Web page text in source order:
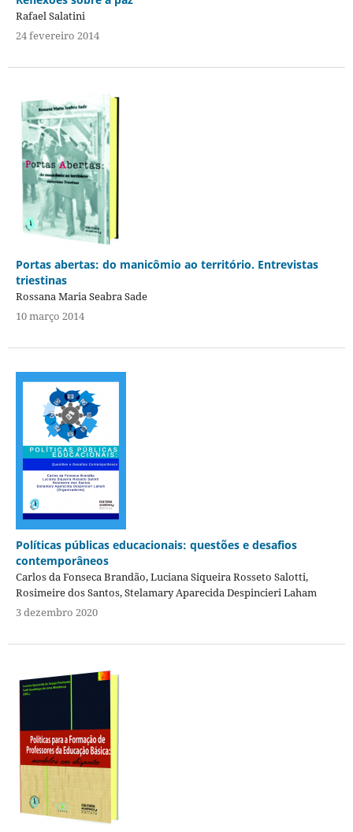
Rafael Salatini
24 fevereiro 2014
Portas abertas: do manicômio ao território. Entrevistas
triestinas
Rossana Maria Seabra Sade
10 março 2014
Políticas públicas educacionais: questões e desafios
contemporâneos
Carlos da Fonseca Brandão, Luciana Siqueira Rosseto Salotti,
Rosimeire dos Santos, Stelamary Aparecida Despincieri Laham
3 dezembro 2020